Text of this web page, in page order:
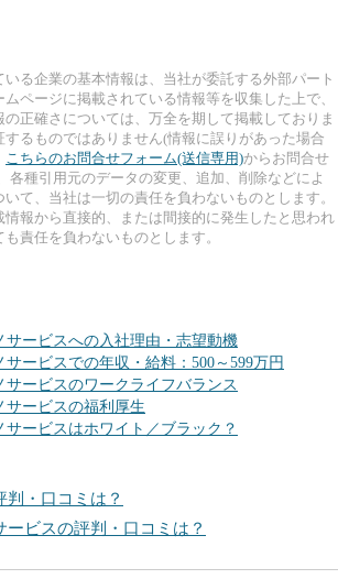
る企業の基本情報は、当社が委託する外部パート
ページに掲載されている情報等を収集した上で、
正確さについては、万全を期して掲載しておりま
るものではありません(情報に誤りがあった場合
こちらのお問合せフォーム(送信専用)からお問合せ
各種引用元のデータの変更、追加、削除などによ
て、当社は一切の責任を負わないものとします。
情報から直接的、または間接的に発生したと思われ
責任を負わないものとします。
サービスへの入社理由・志望動機
ービスでの年収・給料：500～599万円
サービスのワークライフバランス
サービスの福利厚生
ービスはホワイト／ブラック？
判・口コミは？
ービスの評判・口コミは？